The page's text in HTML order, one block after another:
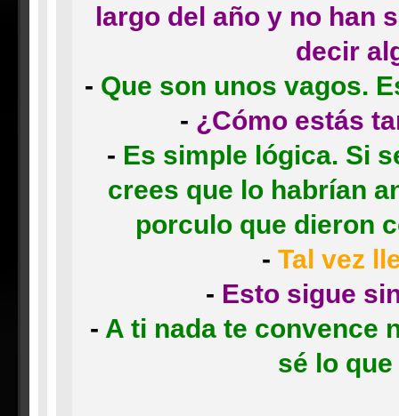
largo del año y no han
decir
- Que son unos vagos.
- ¿Cómo estás
- Es simple lógica. Si
crees que lo habrían
porculo que dieron
-Tal vez
- Esto sigue
- A ti nada te convence
sé lo